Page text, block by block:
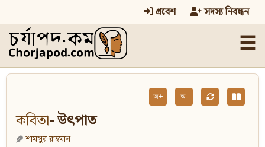
প্রবেশ সদস্য নিবন্ধন
☰
অ+ অ-
কবিতা- উৎপাত
শামসুর রাহমান